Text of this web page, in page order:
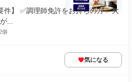
件】 ✅調理師免許をお持ちの方 ✅大
...
個
気になる